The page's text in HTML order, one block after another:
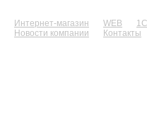
Интернет-магазин WEB
Новости компании
Контакты